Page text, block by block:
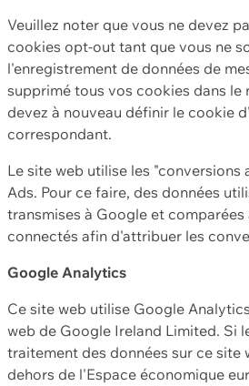
Veuillez noter que vous ne devez
cookies opt-out tant que vous ne
l'enregistrement de données de
supprimé tous vos cookies dans le
devez à nouveau définir le cookie
correspondant.
Le site web utilise les "conversions
Ads. Pour ce faire, des données
transmises à Google et
connectés afin d'attribuer les
Google Analytics
Ce site web utilise Google
web de Google Ireland Limited. Si
traitement des données sur ce site
dehors de l'Espace économique